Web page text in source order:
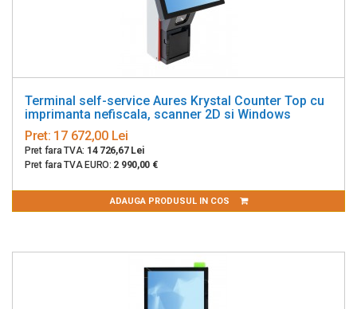
Terminal self-service Aures Krystal Counter Top cu
imprimanta nefiscala, scanner 2D si Windows
Pret: 17 672,00 Lei
Pret fara TVA: 14 726,67 Lei
Pret fara TVA EURO: 2 990,00 €
ADAUGA PRODUSUL IN COS